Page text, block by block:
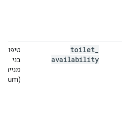
toilet
availability
בני
מנייה
(enum)